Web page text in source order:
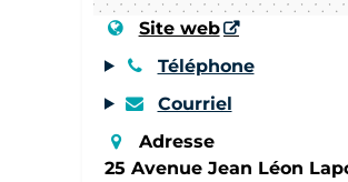
Site web
Téléphone
Courriel
Adresse
25 Avenue Jean Léon